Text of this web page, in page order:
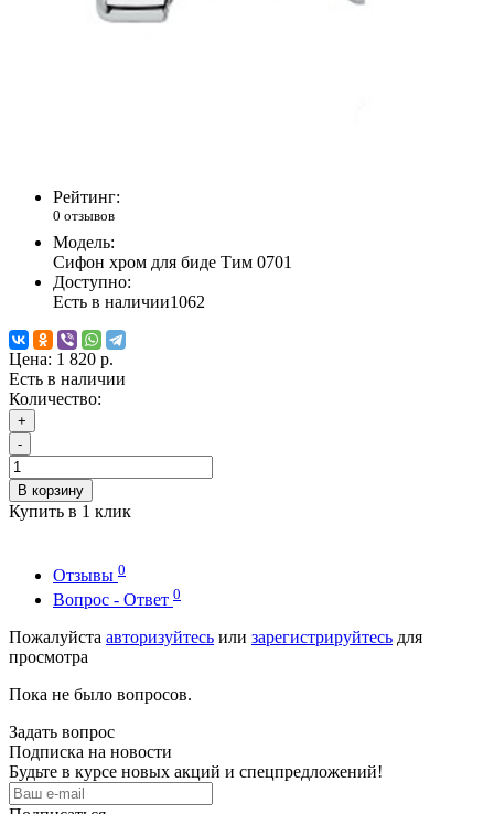
Рейтинг:
0 отзывов
Модель:
Сифон хром для биде Тим 0701
Доступно:
Есть в наличии1062
Цена: 1 820 р.
Есть в наличии
Количество:
+
-
В корзину
Купить в 1 клик
Отзывы 0
Вопрос - Ответ 0
Пожалуйста авторизуйтесь или зарегистрируйтесь для
просмотра
Пока не было вопросов.
Задать вопрос
Подписка на новости
Будьте в курсе новых акций и спецпредложений!